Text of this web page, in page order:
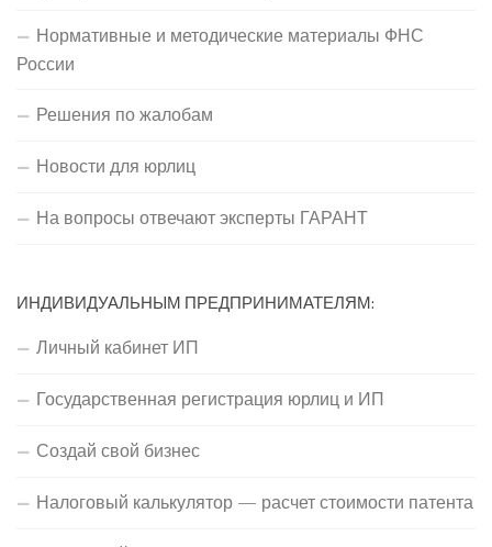
Нормативные и методические материалы ФНС
России
Решения по жалобам
Новости для юрлиц
На вопросы отвечают эксперты ГАРАНТ
ИНДИВИДУАЛЬНЫМ ПРЕДПРИНИМАТЕЛЯМ:
Личный кабинет ИП
Государственная регистрация юрлиц и ИП
Создай свой бизнес
Налоговый калькулятор — расчет стоимости патента